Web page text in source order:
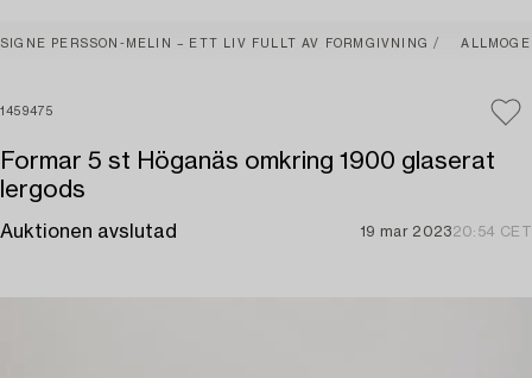
SIGNE PERSSON-MELIN – ETT LIV FULLT AV FORMGIVNING ALLMOGE
1459475
Formar 5 st Höganäs omkring 1900 glaserat
lergods
Auktionen avslutad 19 mar 202320:54 CET